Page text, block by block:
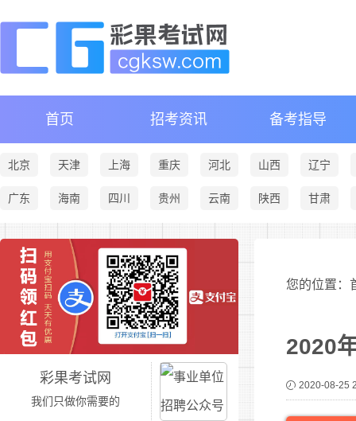
首页 招考资讯 备考指导
北京 天津 上海 重庆 河北 山西 辽宁
广东 海南 四川 贵州 云南 陕西 甘肃
彩果考试网
我们只做你需要的
您的位置：
2020
2020-08-25